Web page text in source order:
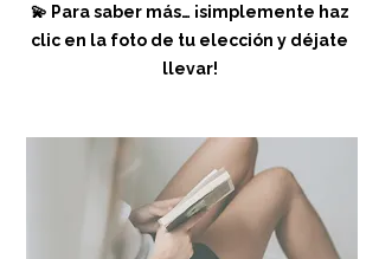
💫 Para saber más… ¡simplemente haz
clic en la foto de tu elección y déjate
llevar!